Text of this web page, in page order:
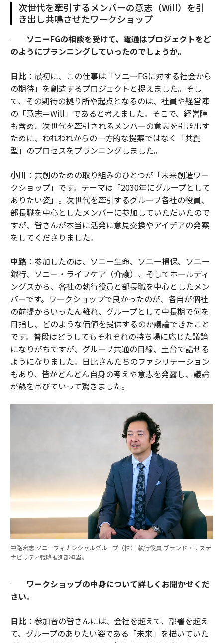
次世代を牽引するメンバーの意志（Will）を引
き出し共鳴させたワークショップ
──ソニーFGの相談を受けて、電通はプロジェクトをど
のようにプランニングしていったのでしょうか。
日比：最初に、この仕事は「ソニーFGに対する社会から
の期待」を創造するプロジェクトと捉えました。そし
て、その期待の拠り所や起点となるのは、社員や経営陣
の「意志＝Will」であると考えました。そこで、経営陣
も含め、次世代を牽引されるメンバーの意志を引き出す
ために、われわれからの一方的な提案ではなく「共創
型」のプロセスをプランニングしました。
小川 ：共創のための取り組みのひとつが「未来創造ワー
クショップ」です。テーマは「2030年にグループとして
ありたい姿」。次世代を牽引するグループ各社の役員、
部長職を中心としたメンバーに参加していただいたので
すが、皆さんが本当に活発に意見交換やアイデアの発案
をしてくださりました。
中路：参加したのは、ソニー生命、ソニー損保、ソニー
銀行、ソニー・ライフケア（介護）、そしてホールディ
ングスから、各社の執行役員と部長職を中心としたメン
バーです。ワークショップで良かったのが、各自が個社
の前提からいったん離れ、グループとして中長期で何を
目指し、どのような価値を提供するのか議論できたこと
です。普段はどうしてもそれぞれの持ち場に応じた議論
になりがちですが、グループ共通の目線、土台で話せる
ようになりました。日比さんたちのファシリテーション
もあり、皆がどんどん自身の考えや意志を発露し、議論
が熱を帯びていって驚きました。
中路宏志 ソニーフィナンシャルグループ（株） 執行役員 ブランド・サステ
ナビリティ戦略推進部担当。
──ワークショップの中身について詳しくお聞かせくだ
さい。
日比：参加者の皆さんには、会社を超えて、部署を超え
て、グループのありたい姿である「未来」を描いていた